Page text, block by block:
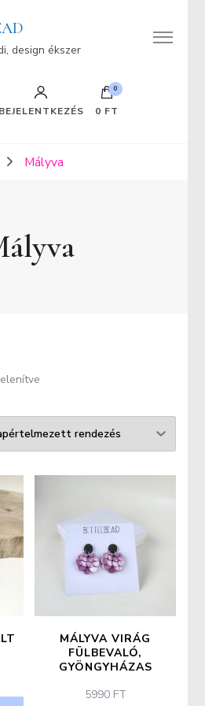
design ékszer
BEJELENTKEZÉS
0
0 FT
Mályva
MÁLYVA VIRÁG
FÜLBEVALÓ,
GYÖNGYHÁZAS
5990 FT